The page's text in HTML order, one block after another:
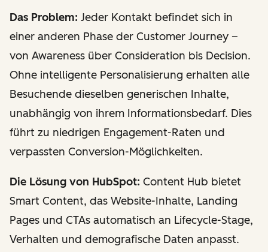
Das Problem: Jeder Kontakt befindet sich in
einer anderen Phase der Customer Journey –
von Awareness über Consideration bis Decision.
Ohne intelligente Personalisierung erhalten alle
Besuchende dieselben generischen Inhalte,
unabhängig von ihrem Informationsbedarf. Dies
führt zu niedrigen Engagement-Raten und
verpassten Conversion-Möglichkeiten.
Die Lösung von HubSpot: Content Hub bietet
Smart Content, das Website-Inhalte, Landing
Pages und CTAs automatisch an Lifecycle-Stage,
Verhalten und demografische Daten anpasst.